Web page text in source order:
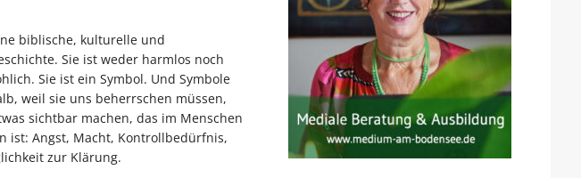
biblische, kulturelle und
Sie ist weder harmlos noch
Sie ist ein Symbol. Und Symbole
weil sie uns beherrschen müssen,
sichtbar machen, das im Menschen
ist: Angst, Macht, Kontrollbedürfnis,
zur Klärung.